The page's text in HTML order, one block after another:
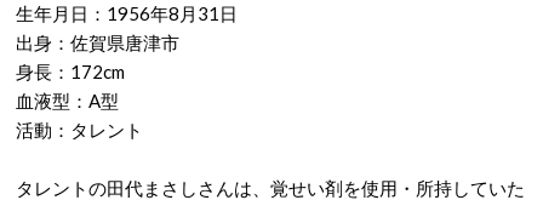
生年月日：1956年8月31日
出身：佐賀県唐津市
身長：172cm
血液型：A型
活動：タレント
タレントの田代まさしさんは、覚せい剤を使用・所持していた